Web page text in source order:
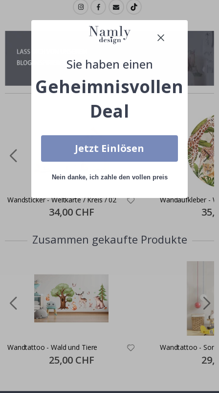
Ähnliche produkte
Wandsticker - Weltkarte / Kreis / 02
Special
Price
34,00 CHF
Wandaufkleber -
Price
Zusammen gekaufte Produkte
Wandtattoo - Wald und Tiere
Special
Price
25,00 CHF
Wandtattoo -
Price
Sie haben einen
Geheimnisvollen
Deal
Jetzt Einlösen
Nein danke, ich zahle den vollen preis